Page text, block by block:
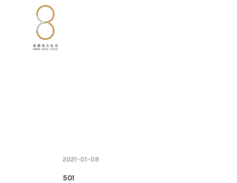
2021-01-09
501